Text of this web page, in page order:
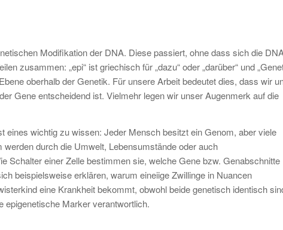
Modifikation der DNA. Diese passiert, ohne dass sich die
zusammen: „epi“ ist griechisch für „dazu“ oder „darüber“ und
oberhalb der Genetik. Für unsere Arbeit bedeutet dies, dass wir
Gene entscheidend ist. Vielmehr legen wir unser Augenmerk auf die
wichtig zu wissen: Jeder Mensch besitzt ein Genom, aber viele
durch die Umwelt, Lebensumstände oder auch
Schalter einer Zelle bestimmen sie, welche Gene bzw. Genabschnitte
beispielsweise erklären, warum eineiige Zwillinge in Nuancen
eine Krankheit bekommt, obwohl beide genetisch identisch
epigenetische Marker verantwortlich.